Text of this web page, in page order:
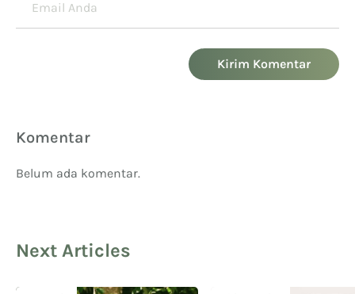
Kirim Komentar
Komentar
Belum ada komentar.
Next Articles